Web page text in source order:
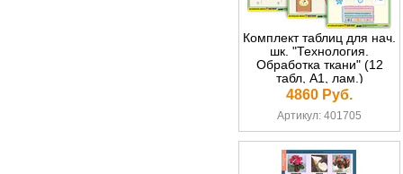
Комплект таблиц для нач.
шк. "Технология.
Обработка ткани" (12
табл, А1, лам.)
4860 Руб.
Артикул: 401705